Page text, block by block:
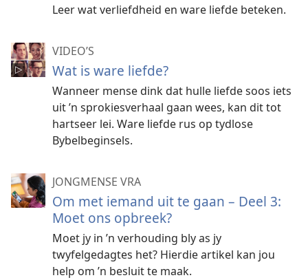
Leer wat verliefdheid en ware liefde beteken.
VIDEO’S
Wat is ware liefde?
Wanneer mense dink dat hulle liefde soos iets
uit ’n sprokiesverhaal gaan wees, kan dit tot
hartseer lei. Ware liefde rus op tydlose
Bybelbeginsels.
JONGMENSE VRA
Om met iemand uit te gaan – Deel 3:
Moet ons opbreek?
Moet jy in ’n verhouding bly as jy
twyfelgedagtes het? Hierdie artikel kan jou
help om ’n besluit te maak.